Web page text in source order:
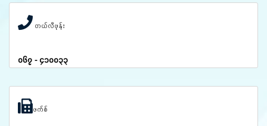
တယ်လီဖုန်း
၀၆၇ - ၄၁၀၀၃၃
ဖက်စ်